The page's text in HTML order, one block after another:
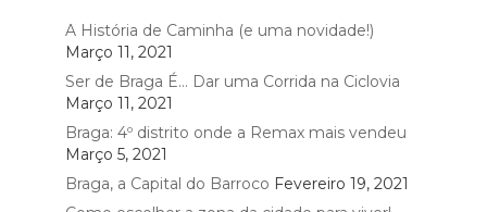
A História de Caminha (e uma novidade!)
Março 11, 2021
Ser de Braga É… Dar uma Corrida na Ciclovia
Março 11, 2021
Braga: 4º distrito onde a Remax mais vendeu
Março 5, 2021
Braga, a Capital do Barroco Fevereiro 19, 2021